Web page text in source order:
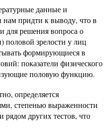
данные и
нам придти к выводу, что в
для решения вопроса о
половой зрелости у лиц
формирующиеся в
показатели физического
половую функцию.
определяется
степенью выраженности
других тестов, что